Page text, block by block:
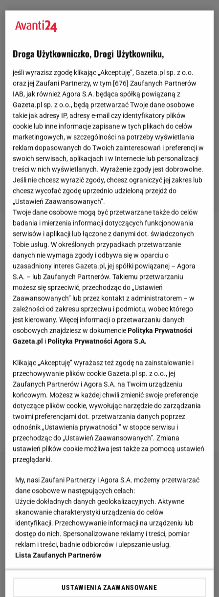
Nieprzemakalne śniegowce - modele polskiej
marki sprawdzą się w każdych warunkach
Koniec ze ślizganiem się na chodnikach jak na
lodowisku. Propozycja od 4F to połączenie
technologii outdoorowej z miejskim stylem. To buty,
które powstały z myślą o naszych warunkach
atmosferycznych, gdziepogodapotrafi zmienić się z
godziny na godzinę. Projektanci z 4F wiedzą, co
robią. Ich śniegowce (zarównodamskie, jak i
męskie) zostały wyposażone w solidną cholewkę z
impregnacją oraz wodoodporną membranę NeoDry.
Co to oznacza w praktyce? Możesz w nich wchodzić
w kałuże, przedzierać się przez zaspy, a w środku
stopa pozostanie idealnie sucha.
Droga Użytkowniczko, Drogi Użytkowniku,
jeśli wyrazisz zgodę klikając „Akceptuję”, Gazeta.pl sp. z o.o.
oraz jej Zaufani Partnerzy, w tym [676] Zaufanych Partnerów
IAB, jak również Agora S.A. będąca spółką powiązaną z
Gazeta.pl sp. z o.o., będą przetwarzać Twoje dane osobowe
takie jak adresy IP, adresy e-mail czy identyfikatory plików
cookie lub inne informacje zapisane w tych plikach do celów
marketingowych, w szczególności na potrzeby wyświetlania
reklam dopasowanych do Twoich zainteresowań i preferencji w
swoich serwisach, aplikacjach i w Internecie lub personalizacji
treści w nich wyświetlanych. Wyrażenie zgody jest dobrowolne.
Jeśli nie chcesz wyrazić zgody, chcesz ograniczyć jej zakres lub
chcesz wycofać zgodę uprzednio udzieloną przejdź do
„Ustawień Zaawansowanych”.
Twoje dane osobowe mogą być przetwarzane także do celów
badania i mierzenia informacji dotyczących funkcjonowania
serwisów i aplikacji lub łączone z danymi dot. świadczonych
Tobie usług. W określonych przypadkach przetwarzanie
danych nie wymaga zgody i odbywa się w oparciu o
uzasadniony interes Gazeta.pl, jej spółki powiązanej – Agora
S.A. – lub Zaufanych Partnerów. Takiemu przetwarzaniu
możesz się sprzeciwić, przechodząc do „Ustawień
Zaawansowanych” lub przez kontakt z administratorem – w
zależności od zakresu sprzeciwu i podmiotu, wobec którego
jest kierowany. Więcej informacji o przetwarzaniu danych
osobowych znajdziesz w dokumencie Polityka Prywatności
Gazeta.pl i Polityka Prywatności Agora S.A.
Klikając „Akceptuję” wyrażasz też zgodę na zainstalowanie i
przechowywanie plików cookie Gazeta.pl sp. z o.o., jej
Zaufanych Partnerów i Agora S.A. na Twoim urządzeniu
końcowym. Możesz w każdej chwili zmienić swoje preferencje
dotyczące plików cookie, wywołując narzędzie do zarządzania
twoimi preferencjami dot. przetwarzania danych poprzez
odnośnik „Ustawienia prywatności ” w stopce serwisu i
przechodząc do „Ustawień Zaawansowanych”. Zmiana
ustawień plików cookie możliwa jest także za pomocą ustawień
przeglądarki.
My, nasi Zaufani Partnerzy i Agora S.A. możemy przetwarzać
dane osobowe w następujących celach:
Użycie dokładnych danych geolokalizacyjnych. Aktywne
skanowanie charakterystyki urządzenia do celów
identyfikacji. Przechowywanie informacji na urządzeniu lub
dostęp do nich. Spersonalizowane reklamy i treści, pomiar
reklam i treści, badnie odbiorców i ulepszanie usług.
Lista Zaufanych Partnerów
USTAWIENIA ZAAWANSOWANE